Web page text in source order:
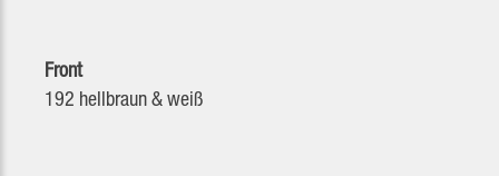
Front
192 hellbraun & weiß